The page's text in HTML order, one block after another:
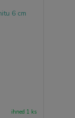
ihned 1 ks